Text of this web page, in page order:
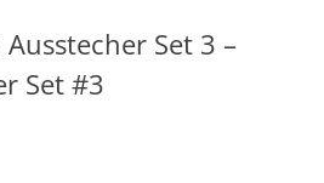
Set 3 –
Set #3